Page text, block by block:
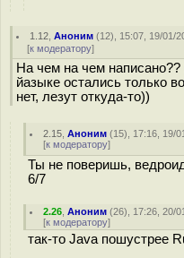
1.12 ,Аноним (12), 15:07, 19/01/
[к модератору]
На чем на чем
йазыке остались только
нет, лезут откуда-то))
2.15 ,Аноним (15), 17:16, 19/
[к модератору]
Ты не поверишь,
6/7
2.26 ,Аноним (26), 17:26, 20/
[к модератору]
так-то Java пошустрее